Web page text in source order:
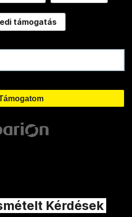
támogatás
Kérdések